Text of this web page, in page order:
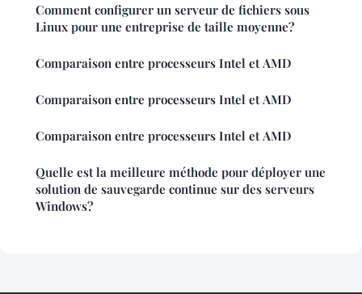
Comment configurer un serveur de fichiers sous
Linux pour une entreprise de taille moyenne?
Comparaison entre processeurs Intel et AMD
Comparaison entre processeurs Intel et AMD
Comparaison entre processeurs Intel et AMD
Quelle est la meilleure méthode pour déployer une
solution de sauvegarde continue sur des serveurs
Windows?